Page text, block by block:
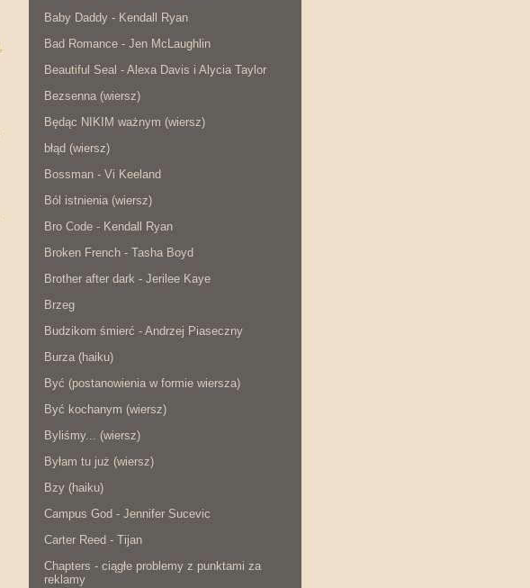
Baby Daddy - Kendall Ryan
Bad Romance - Jen McLaughlin
Beautiful Seal - Alexa Davis i Alycia Taylor
Bezsenna (wiersz)
Będąc NIKIM ważnym (wiersz)
błąd (wiersz)
Bossman - Vi Keeland
Ból istnienia (wiersz)
Bro Code - Kendall Ryan
Broken French - Tasha Boyd
Brother after dark - Jerilee Kaye
Brzeg
Budzikom śmierć - Andrzej Piaseczny
Burza (haiku)
Być (postanowienia w formie wiersza)
Być kochanym (wiersz)
Byliśmy... (wiersz)
Byłam tu już (wiersz)
Bzy (haiku)
Campus God - Jennifer Sucevic
Carter Reed - Tijan
Chapters - ciągłe problemy z punktami za
reklamy